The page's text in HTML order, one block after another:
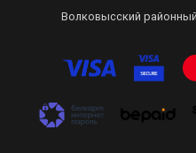
Волковысский